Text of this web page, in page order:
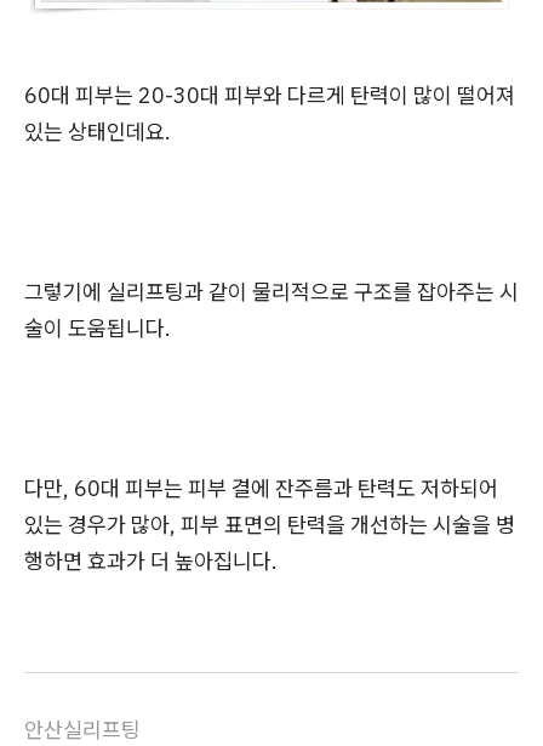
60대 피부는 20-30대 피부와 다르게 탄력이 많이 떨어져
있는 상태인데요.
그렇기에 실리프팅과 같이 물리적으로 구조를 잡아주는 시
술이 도움됩니다.
다만, 60대 피부는 피부 결에 잔주름과 탄력도 저하되어
있는 경우가 많아, 피부 표면의 탄력을 개선하는 시술을 병
행하면 효과가 더 높아집니다.
안산실리프팅